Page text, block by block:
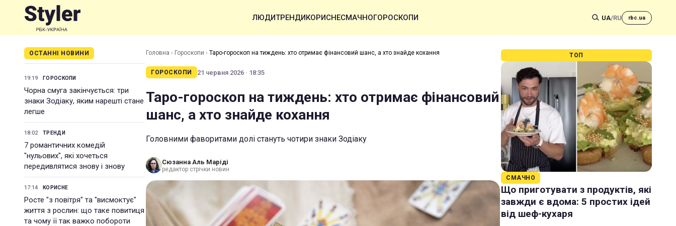
ЛЮДИТРЕНДИКОРИСНЕСМАЧНОГОРОСКОПИ UA/RU rbc.ua
ОСТАННІ НОВИНИ
19:19 ГОРОСКОПИ
Чорна смуга закінчується: три
знаки Зодіаку, яким нарешті стане
легше
18:02 ТРЕНДИ
7 романтичних комедій
"нульових", які хочеться
передивлятися знову і знову
17:14 КОРИСНЕ
Росте "з повітря" та "висмоктує"
життя з рослин: що таке повитиця
та чому її так важко побороти
Головна › Гороскопи › Таро-гороскоп на тиждень: хто отримає фінансовий шанс, а хто знайде кохання
ГОРОСКОПИ 21 червня 2026 · 18:35
Таро-гороскоп на тиждень: хто отримає фінансовий
шанс, а хто знайде кохання
Головними фаворитами долі стануть чотири знаки Зодіаку
Сюзанна Аль Маріді
редактор стрічки новин
ТОП
СМАЧНО
Що приготувати з продуктів, які
завжди є вдома: 5 простих ідей
від шеф-кухаря